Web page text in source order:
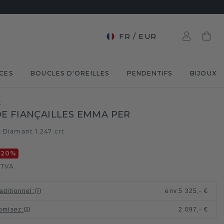
FR / EUR
BOUCLES D'OREILLES PENDENTIFS BIJOUX
FIANÇAILLES EMMA PER
Diamant 1.247 crt
%
: env.5 325,- €
: 2 097,- €